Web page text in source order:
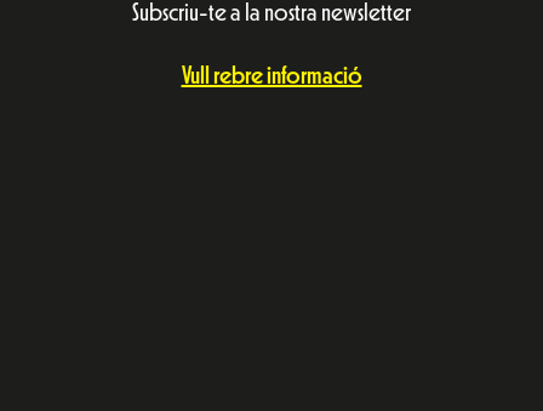
Subscriu-te a la nostra newsletter
Vull rebre informació